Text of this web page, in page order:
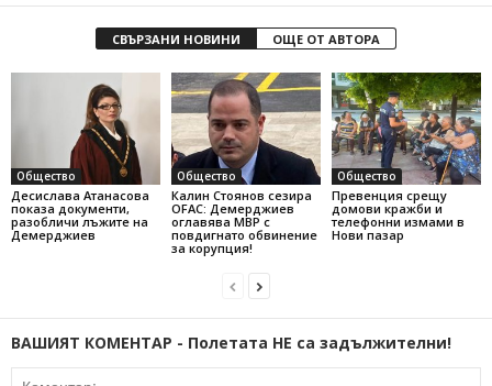
СВЪРЗАНИ НОВИНИ ОЩЕ ОТ АВТОРА
Общество
Десислава Атанасова
показа документи,
разобличи лъжите на
Демерджиев
Общество
Калин Стоянов сезира
OFAC: Демерджиев
оглавява МВР с
повдигнато обвинение
за корупция!
Общество
Превенция срещу
домови кражби и
телефонни измами в
Нови пазар
ВАШИЯТ КОМЕНТАР - Полетата НЕ са задължителни!